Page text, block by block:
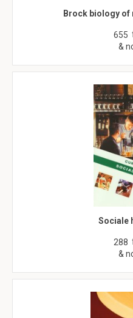
Brock biology
655
&
Sociale
288
&